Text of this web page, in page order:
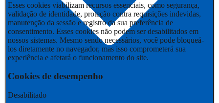
Esses cookies viabilizam recursos essenciais, como segurança,
validação de identidade, proteção contra requisições indevidas,
manutenção da sessão e registro da sua preferência de
consentimento. Esses cookies não podem ser desabilitados em
nossos sistemas. Mesmo sendo necessários, você pode bloqueá-
los diretamente no navegador, mas isso comprometerá sua
experiência e afetará o funcionamento do site.
Cookies de desempenho
Desabilitado